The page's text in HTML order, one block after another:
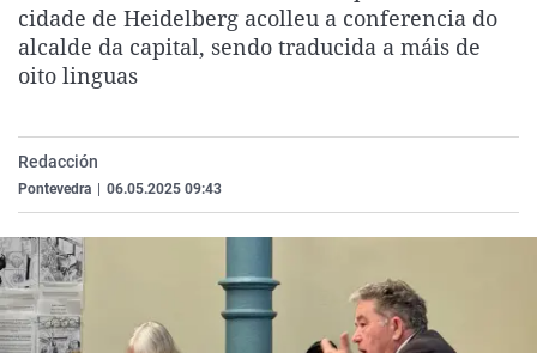
La rosa de los vientos
Gente viajera
Caso
Retornados
Operación Viuda
Extremadura
Galicia
Navarra
Virales
Televisión
cidade de Heidelberg acolleu a conferencia do
alcalde da capital, sendo traducida a máis de
oito linguas
Redacción
Pontevedra 06.05.2025 09:43